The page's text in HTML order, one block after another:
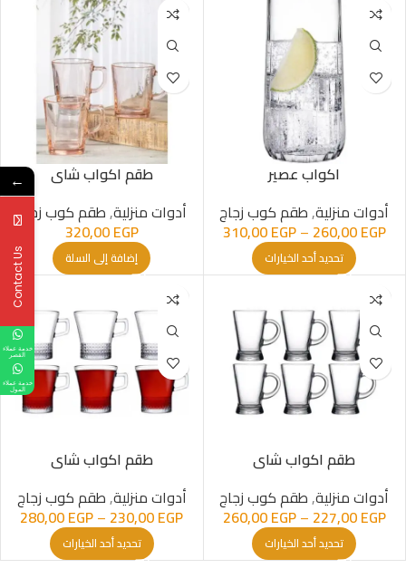
اكواب عصير
أدوات منزلية,طقم كوب زجاج
260,00EGP
–
310,00EGP
تحديد أحد الخيارات
طقم اكواب شاى
أدوات منزلية,طقم كوب زجاج
320,00EGP
إضافة إلى السلة
طقم اكواب شاى
أدوات منزلية,طقم كوب زجاج
227,00EGP
–
260,00EGP
تحديد أحد الخيارات
طقم اكواب شاى
أدوات منزلية,طقم كوب زجاج
230,00EGP
–
280,00EGP
تحديد أحد الخيارات
←
Contact Us
خدمة عملاء
القصر
خدمة عملاء
المول